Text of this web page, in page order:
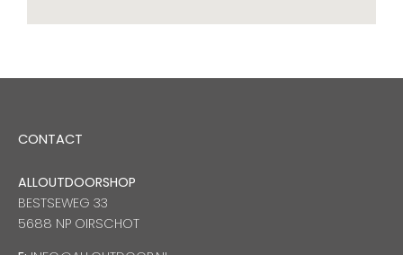
CONTACT
ALLOUTDOORSHOP
BESTSEWEG 33
5688 NP OIRSCHOT